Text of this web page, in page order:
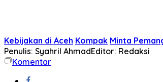
Kebijakan di Aceh Kompak Minta
Penulis: Syahril AhmadEditor: Redaksi
Komentar